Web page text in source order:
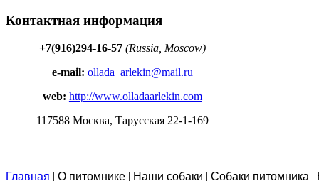
Контактная информация
+7(916)294-16-57 (Russia, Moscow)
e-mail: ollada_arlekin@mail.ru
web: http://www.olladaarlekin.com
117588 Москва, Тарусская 22-1-169
Главная | О питомнике | Наши собаки | Собаки питомника |